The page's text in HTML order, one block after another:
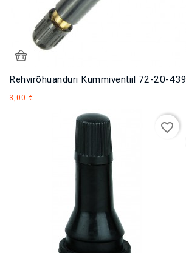
Rehvirõhuanduri Kummiventiil 72-20-439
3,00 €
favorite_border